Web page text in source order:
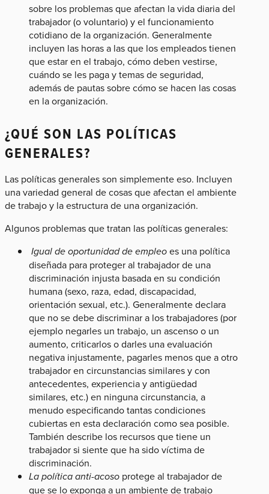
sobre los problemas que afectan la vida diaria del
trabajador (o voluntario) y el funcionamiento
cotidiano de la organización. Generalmente
incluyen las horas a las que los empleados tienen
que estar en el trabajo, cómo deben vestirse,
cuándo se les paga y temas de seguridad,
además de pautas sobre cómo se hacen las cosas
en la organización.
¿QUÉ SON LAS POLÍTICAS
GENERALES?
Las políticas generales son simplemente eso. Incluyen
una variedad general de cosas que afectan el ambiente
de trabajo y la estructura de una organización.
Algunos problemas que tratan las políticas generales:
Igual de oportunidad de empleoes una política
diseñada para proteger al trabajador de una
discriminación injusta basada en su condición
humana (sexo, raza, edad, discapacidad,
orientación sexual, etc.). Generalmente declara
que no se debe discriminar a los trabajadores (por
ejemplo negarles un trabajo, un ascenso o un
aumento, criticarlos o darles una evaluación
negativa injustamente, pagarles menos que a otro
trabajador en circunstancias similares y con
antecedentes, experiencia y antigüedad
similares, etc.) en ninguna circunstancia, a
menudo especificando tantas condiciones
cubiertas en esta declaración como sea posible.
También describe los recursos que tiene un
trabajador si siente que ha sido víctima de
discriminación.
La política anti-acoso protege al trabajador de
que se lo exponga a un ambiente de trabajo